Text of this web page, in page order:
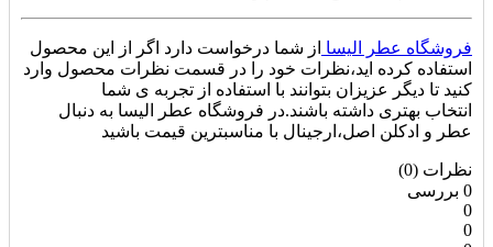
فروشگاه عطر الیسا از شما درخواست دارد اگر از این محصول
استفاده کرده اید،نظرات خود را در قسمت نظرات محصول وارد
کنید تا دیگر عزیزان بتوانند با استفاده از تجربه ی شما
انتخاب بهتری داشته باشند.در فروشگاه عطر الیسا به دنبال
عطر و ادکلن اصل،ارجینال با مناسبترین قیمت باشید
نظرات (0)
0 بررسی
0
0